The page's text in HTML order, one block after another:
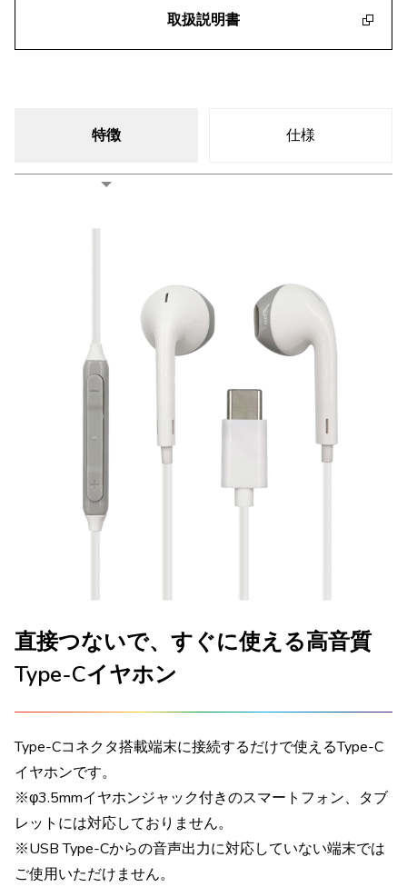
取扱説明書
特徴 仕様
直接つないで、すぐに使える高音質
Type-Cイヤホン
Type-Cコネクタ搭載端末に接続するだけで使えるType-C
イヤホンです。
※φ3.5mmイヤホンジャック付きのスマートフォン、タブ
レットには対応しておりません。
※USB Type-Cからの音声出力に対応していない端末では
ご使用いただけません。